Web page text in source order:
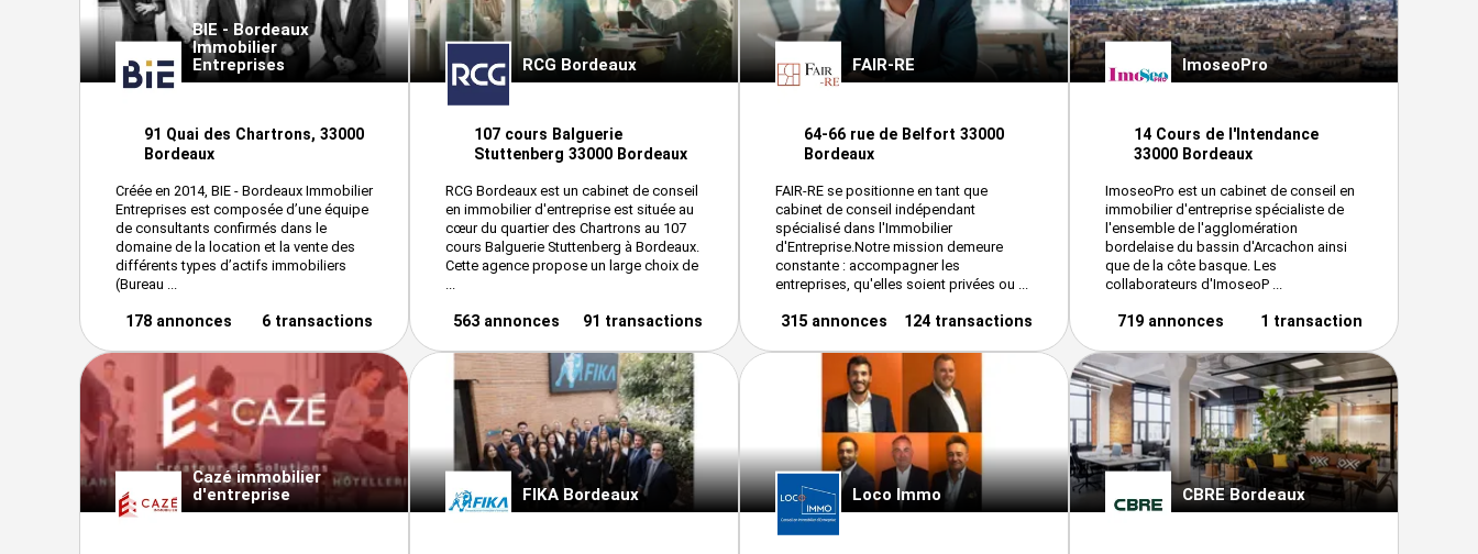
BIE - Bordeaux
Immobilier
Entreprises
91 Quai des Chartrons, 33000
Bordeaux
Créée en 2014, BIE - Bordeaux Immobilier
Entreprises est composée d’une équipe
de consultants confirmés dans le
domaine de la location et la vente des
différents types d’actifs immobiliers
(Bureau ...
178 annonces 6 transactions
RCG Bordeaux
107 cours Balguerie
Stuttenberg 33000 Bordeaux
RCG Bordeaux est un cabinet de conseil
en immobilier d'entreprise est située au
cœur du quartier des Chartrons au 107
cours Balguerie Stuttenberg à Bordeaux.
Cette agence propose un large choix de
...
563 annonces 91 transactions
FAIR-RE
64-66 rue de Belfort 33000
Bordeaux
FAIR-RE se positionne en tant que
cabinet de conseil indépendant
spécialisé dans l'Immobilier
d'Entreprise.Notre mission demeure
constante : accompagner les
entreprises, qu'elles soient privées ou ...
315 annonces 124 transactions
ImoseoPro
14 Cours de l'Intendance
33000 Bordeaux
ImoseoPro est un cabinet de conseil en
immobilier d'entreprise spécialiste de
l'ensemble de l'agglomération
bordelaise du bassin d'Arcachon ainsi
que de la côte basque. Les
collaborateurs d'ImoseoP ...
719 annonces 1 transaction
Cazé immobilier
d'entreprise
FIKA Bordeaux Loco Immo CBRE Bordeaux